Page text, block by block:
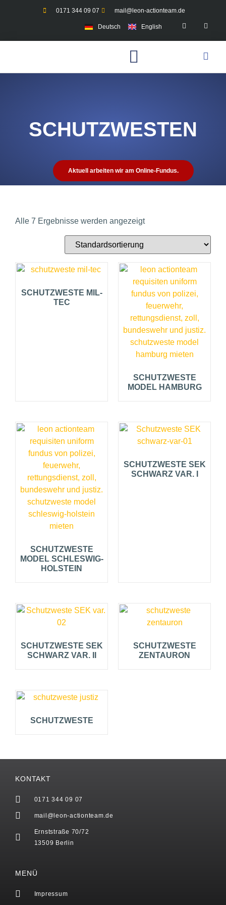
0171 344 09 07 mail@leon-actionteam.de
Deutsch English
SCHUTZWESTEN
Aktuell arbeiten wir am Online-Fundus.
Alle 7 Ergebnisse werden angezeigt
SCHUTZWESTE MIL-
TEC
SCHUTZWESTE
MODEL HAMBURG
SCHUTZWESTE
MODEL SCHLESWIG-
HOLSTEIN
SCHUTZWESTE SEK
SCHWARZ VAR. I
SCHUTZWESTE SEK
SCHWARZ VAR. II
SCHUTZWESTE
ZENTAURON
SCHUTZWESTE
KONTAKT
0171 344 09 07
mail@leon-actionteam.de
Ernststraße 70/72
13509 Berlin
MENÜ
Impressum